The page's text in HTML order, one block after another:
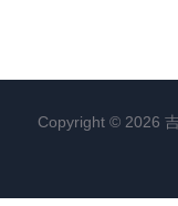
Copyright © 2026